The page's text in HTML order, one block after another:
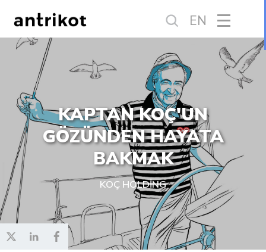
EN
KAPTAN KOÇ'UN
GÖZÜNDEN HAYATA
BAKMAK
KOÇ HOLDİNG